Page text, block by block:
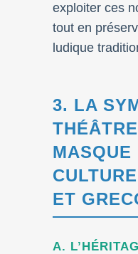
exploiter ces
tout en
ludique
3. LA
ET
A.